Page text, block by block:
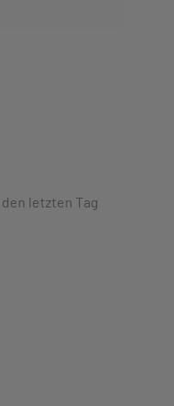
letzten Tag